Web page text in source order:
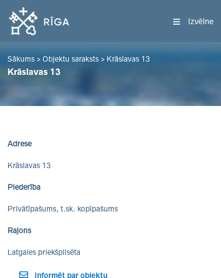
Izvēlne
Sākums > Objektu saraksts > Krāslavas 13
Krāslavas 13
Adrese
Krāslavas 13
Piederība
Privātīpašums, t.sk. kopīpašums
Rajons
Latgales priekšpilsēta
Informēt par objektu